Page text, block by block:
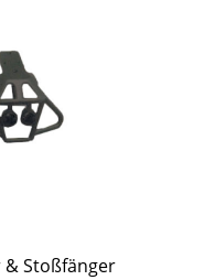
& Stoßfänger